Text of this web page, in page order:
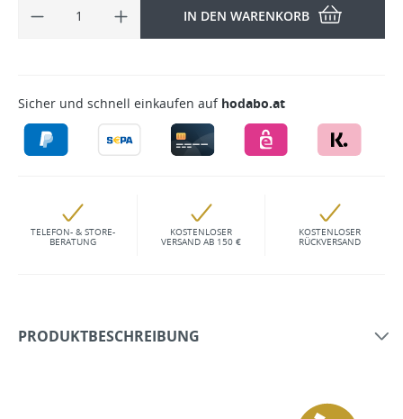
IN DEN WARENKORB
Sicher und schnell einkaufen auf hodabo.at
TELEFON- & STORE-
BERATUNG
KOSTENLOSER
VERSAND AB 150 €
KOSTENLOSER
RÜCKVERSAND
PRODUKTBESCHREIBUNG